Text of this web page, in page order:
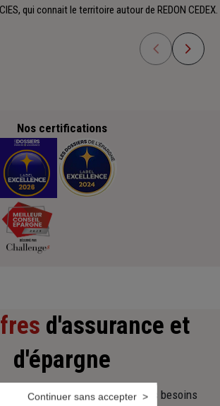
qui connait le territoire autour de REDON CEDEX.
Nos certifications
d'assurance et
d'épargne
et flexibles pour sécuriser vos besoins
Continuer sans accepter